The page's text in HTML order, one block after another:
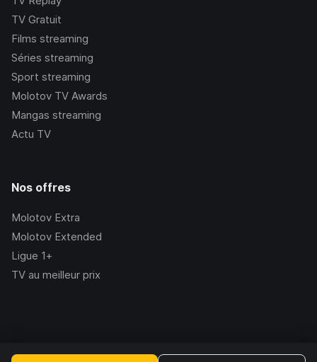
TV Gratuit
Films streaming
Séries streaming
Sport streaming
Molotov TV Awards
Mangas streaming
Actu TV
Nos offres
Molotov Extra
Molotov Extended
Ligue 1+
TV au meilleur prix